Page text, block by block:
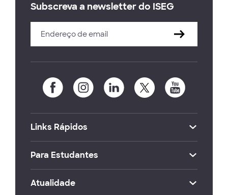
Subscreva a newsletter do ISEG
Links Rápidos
Para Estudantes
Atualidade